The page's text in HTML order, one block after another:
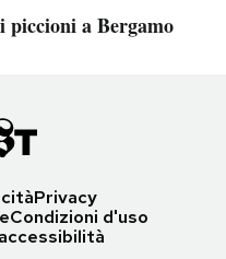
a Bergamo
Privacy
Condizioni d'uso